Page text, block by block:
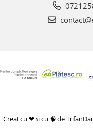
Creat cu ❤ și cu 🧠 de